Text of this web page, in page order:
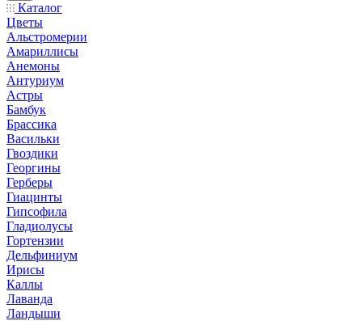
Каталог
Цветы
Альстромерии
Амариллисы
Анемоны
Антуриум
Астры
Бамбук
Брассика
Васильки
Гвоздики
Георгины
Герберы
Гиацинты
Гипсофила
Гладиолусы
Гортензии
Дельфиниум
Ирисы
Каллы
Лаванда
Ландыши